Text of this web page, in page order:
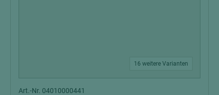
16 weitere Varianten
Art.-Nr. 04010000441